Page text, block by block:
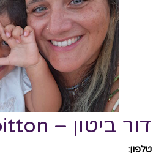
דור ביטון – Dor bitton
טלפון: